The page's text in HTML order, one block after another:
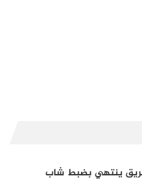
ينتهي بضبط شاب